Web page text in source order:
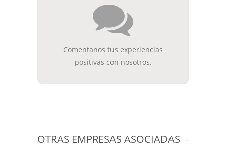
Comentanos tus experiencias
positivas con nosotros.
OTRAS EMPRESAS ASOCIADAS